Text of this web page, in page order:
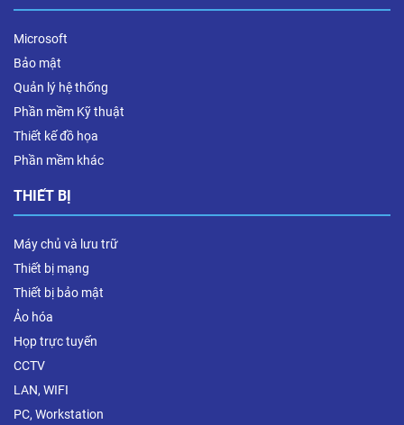
Microsoft
Bảo mật
Quản lý hệ thống
Phần mềm Kỹ thuật
Thiết kế đồ họa
Phần mềm khác
THIẾT BỊ
Máy chủ và lưu trữ
Thiết bị mạng
Thiết bị bảo mật
Ảo hóa
Họp trực tuyến
CCTV
LAN, WIFI
PC, Workstation